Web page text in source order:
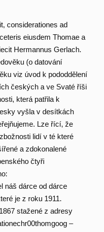
considerationes ad
eiusdem Thomae a
Hermannus Gerlach.
(o datování
viz úvod k pododdělení
českých a ve Svaté říši
která patřila k
vyšla v desítkách
Lze řící, že
lidí v té které
a zdokonalené
čtyři
náš dárce od dárce
je z roku 1911.
stažené z adresy
–